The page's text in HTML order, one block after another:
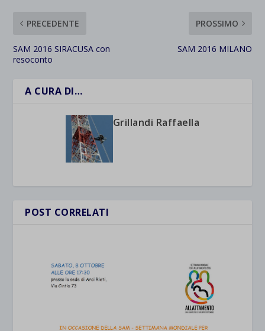
PRECEDENTE
SAM 2016 SIRACUSA con
resoconto
PROSSIMO
SAM 2016 MILANO
A CURA DI…
Grillandi Raffaella
POST CORRELATI